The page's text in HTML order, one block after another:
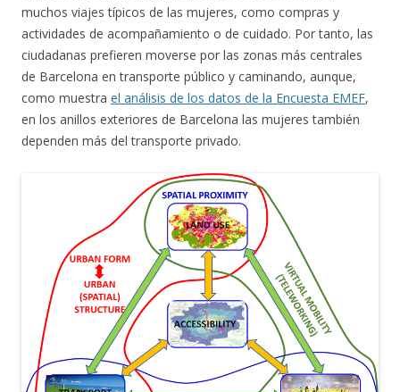
muchos viajes típicos de las mujeres, como compras y
actividades de acompañamiento o de cuidado. Por tanto, las
ciudadanas prefieren moverse por las zonas más centrales
de Barcelona en transporte público y caminando, aunque,
como muestra el análisis de los datos de la Encuesta EMEF,
en los anillos exteriores de Barcelona las mujeres también
dependen más del transporte privado.